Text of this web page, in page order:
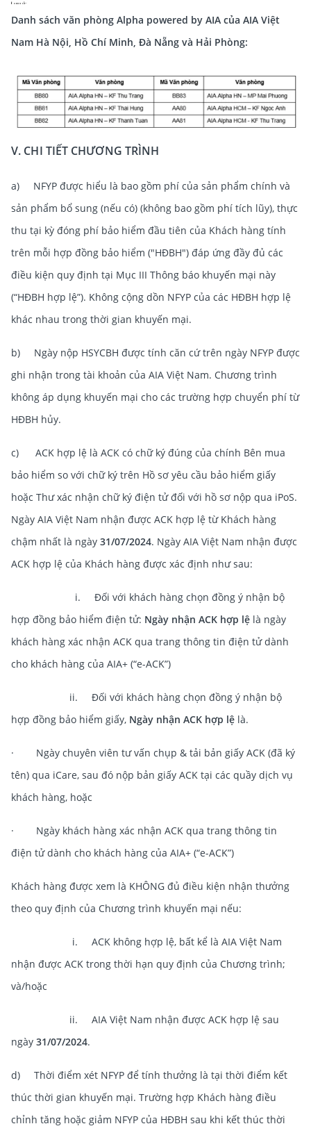
Danh sách văn phòng Alpha powered by AIA của AIA Việt
Nam Hà Nội, Hồ Chí Minh, Đà Nẵng và Hải Phòng:
V. CHI TIẾT CHƯƠNG TRÌNH
a) NFYP được hiểu là bao gồm phí của sản phẩm chính và
sản phẩm bổ sung (nếu có) (không bao gồm phí tích lũy), thực
thu tại kỳ đóng phí bảo hiểm đầu tiên của Khách hàng tính
trên mỗi hợp đồng bảo hiểm ("HĐBH") đáp ứng đầy đủ các
điều kiện quy định tại Mục III Thông báo khuyến mại này
(“HĐBH hợp lệ”). Không cộng dồn NFYP của các HĐBH hợp lệ
khác nhau trong thời gian khuyến mại.
b) Ngày nộp HSYCBH được tính căn cứ trên ngày NFYP được
ghi nhận trong tài khoản của AIA Việt Nam. Chương trình
không áp dụng khuyến mại cho các trường hợp chuyển phí từ
HĐBH hủy.
c) ACK hợp lệ là ACK có chữ ký đúng của chính Bên mua
bảo hiểm so với chữ ký trên Hồ sơ yêu cầu bảo hiểm giấy
hoặc Thư xác nhận chữ ký điện tử đối với hồ sơ nộp qua iPoS.
Ngày AIA Việt Nam nhận được ACK hợp lệ từ Khách hàng
chậm nhất là ngày 31/07/2024. Ngày AIA Việt Nam nhận được
ACK hợp lệ của Khách hàng được xác định như sau:
i. Đối với khách hàng chọn đồng ý nhận bộ
hợp đồng bảo hiểm điện tử: Ngày nhận ACK hợp lệ là ngày
khách hàng xác nhận ACK qua trang thông tin điện tử dành
cho khách hàng của AIA+ (“e-ACK”)
ii. Đối với khách hàng chọn đồng ý nhận bộ
hợp đồng bảo hiểm giấy, Ngày nhận ACK hợp lệ là.
· Ngày chuyên viên tư vấn chụp & tải bản giấy ACK (đã ký
tên) qua iCare, sau đó nộp bản giấy ACK tại các quầy dịch vụ
khách hàng, hoặc
· Ngày khách hàng xác nhận ACK qua trang thông tin
điện tử dành cho khách hàng của AIA+ (“e-ACK”)
Khách hàng được xem là KHÔNG đủ điều kiện nhận thưởng
theo quy định của Chương trình khuyến mại nếu:
i. ACK không hợp lệ, bất kể là AIA Việt Nam
nhận được ACK trong thời hạn quy định của Chương trình;
và/hoặc
ii. AIA Việt Nam nhận được ACK hợp lệ sau
ngày 31/07/2024.
d) Thời điểm xét NFYP để tính thưởng là tại thời điểm kết
thúc thời gian khuyến mại. Trường hợp Khách hàng điều
chỉnh tăng hoặc giảm NFYP của HĐBH sau khi kết thúc thời